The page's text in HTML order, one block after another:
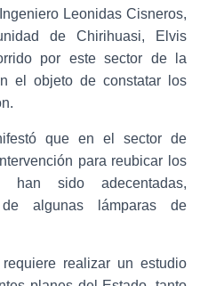
Leonidas Cisneros,
de Chirihuasi, Elvis
por este sector de la
el objeto de constatar los
que en el sector de
para reubicar los
sido adecentadas,
algunas lámparas de
realizar un estudio